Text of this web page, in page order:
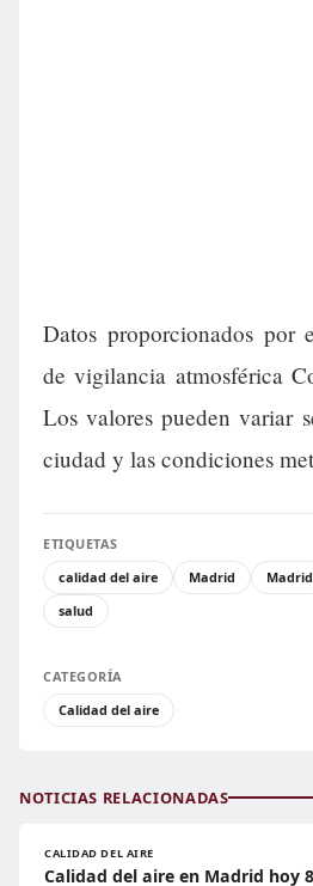
Datos proporcionados por
de vigilancia atmosférica
Los valores pueden variar
ciudad y las condiciones
ETIQUETAS
calidad del aire
Madrid Madrid
salud
CATEGORÍA
Calidad del aire
NOTICIAS RELACIONADAS
CALIDAD DEL AIRE
Calidad del aire en Madrid hoy